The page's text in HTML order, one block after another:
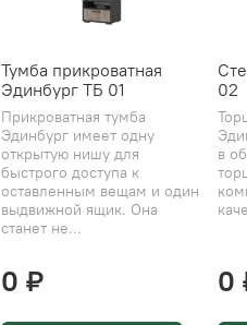
Тумба прикроватная
Эдинбург ТБ 01
Прикроватная тумба
Эдинбург имеет одну
открытую нишу для
быстрого доступа к
оставленным вещам и один
выдвижной ящик. Она
станет не...
0 ₽
02
в
0